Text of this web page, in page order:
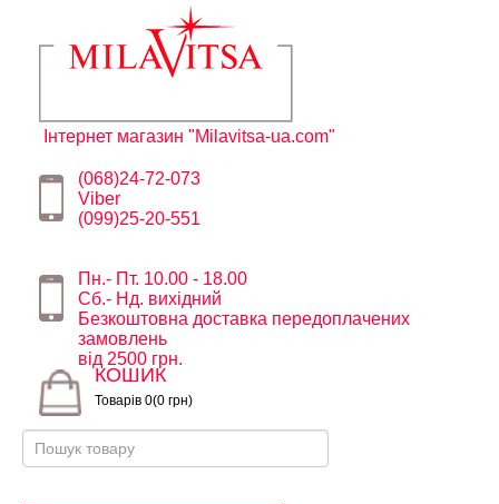
Інтернет магазин "Milavitsa-ua.com"
(068)24-72-073
Viber
(099)25-20-551
Пн.- Пт. 10.00 - 18.00
Сб.- Нд. вихідний
Безкоштовна доставка передоплачених
замовлень
від 2500 грн.
КОШИК
Товарів 0(0 грн)